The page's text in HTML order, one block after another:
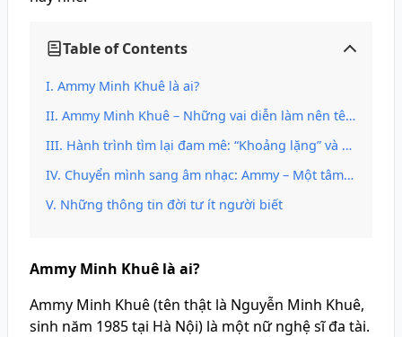
Table of Contents
Ammy Minh Khuê là ai?
Ammy Minh Khuê – Những vai diễn làm nên tên tuổi
Hành trình tìm lại đam mê: “Khoảng lặng” và sự trở lại
Chuyển mình sang âm nhạc: Ammy – Một tâm hồn ca hát
Những thông tin đời tư ít người biết
Ammy Minh Khuê là ai?
Ammy Minh Khuê (tên thật là Nguyễn Minh Khuê,
sinh năm 1985 tại Hà Nội) là một nữ nghệ sĩ đa tài.